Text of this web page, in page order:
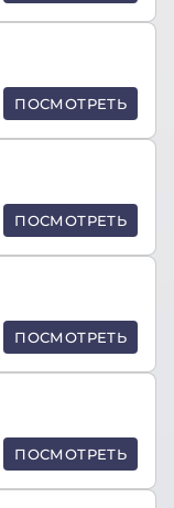
ПОСМОТРЕТЬ
ПОСМОТРЕТЬ
ПОСМОТРЕТЬ
ПОСМОТРЕТЬ